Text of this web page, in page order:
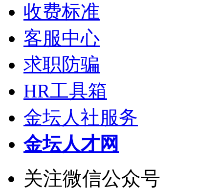
收费标准
客服中心
求职防骗
HR工具箱
金坛人社服务
金坛人才网
关注微信公众号